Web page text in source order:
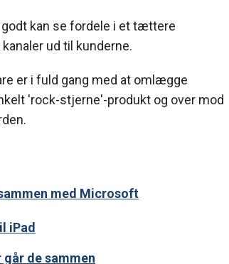
kan se fordele i et tættere
ud til kunderne.
er i fuld gang med at omlægge
'rock-stjerne'-produkt og over mod
med Microsoft
iPad
de sammen